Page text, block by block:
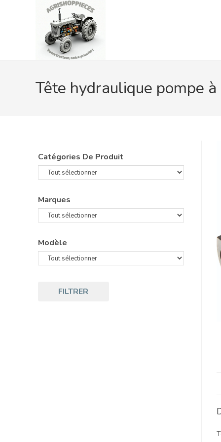
Tête hydraulique pompe
Catégories De Produit
Marques
Modèle
FILTRER